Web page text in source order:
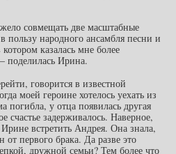
совмещать две масштабные
пользу народного ансамбля песни и
казалась мне более
поделилась Ирина.
говорится в известной
моей героине хотелось уехать из
погибла, у отца появилась другая
счастье задерживалось. Наверное,
встретить Андрея. Она знала,
первого брака. Да разве это
дружной семьи? Тем более что